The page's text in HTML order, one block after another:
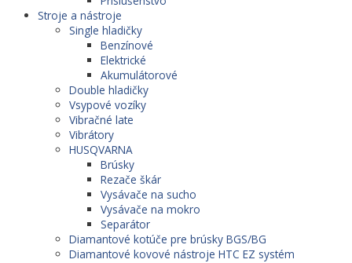
Stroje a nástroje
Single hladičky
Benzínové
Elektrické
Akumulátorové
Double hladičky
Vsypové vozíky
Vibračné late
Vibrátory
HUSQVARNA
Brúsky
Rezače škár
Vysávače na sucho
Vysávače na mokro
Separátor
Diamantové kotúče pre brúsky BGS/BG
Diamantové kovové nástroje HTC EZ systém